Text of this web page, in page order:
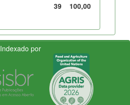
39
100,00
Indexado por